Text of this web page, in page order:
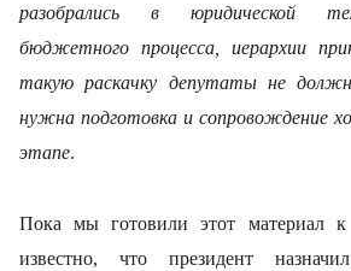
разобрались в юридической
бюджетного процесса, иерархии
такую раскачку депутаты не
нужна подготовка и сопровождение
этапе.
Пока мы готовили этот материал к
известно, что президент